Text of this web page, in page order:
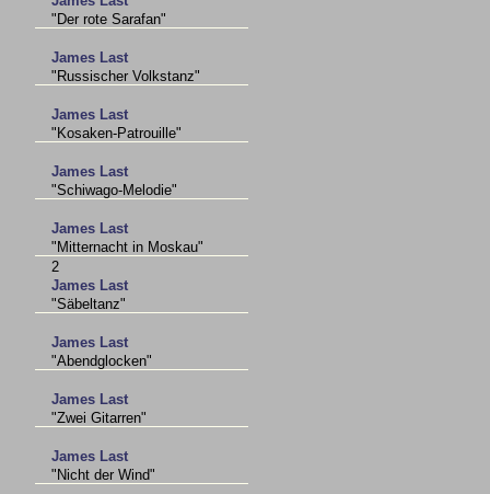
"Der rote Sarafan"
James Last
"Russischer Volkstanz"
James Last
"Kosaken-Patrouille"
James Last
"Schiwago-Melodie"
James Last
"Mitternacht in Moskau"
2
James Last
"Säbeltanz"
James Last
"Abendglocken"
James Last
"Zwei Gitarren"
James Last
"Nicht der Wind"